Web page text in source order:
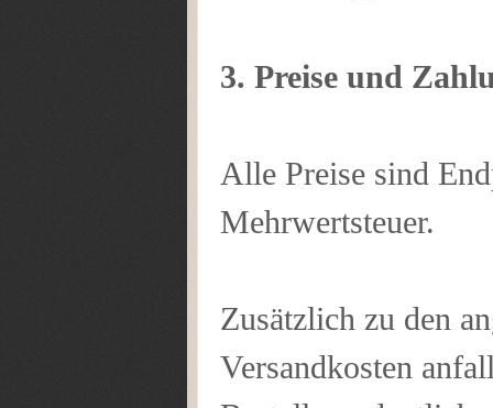
3. Preise und
Alle Preise sind
Mehrwertsteuer.
Zusätzlich zu den
Versandkosten